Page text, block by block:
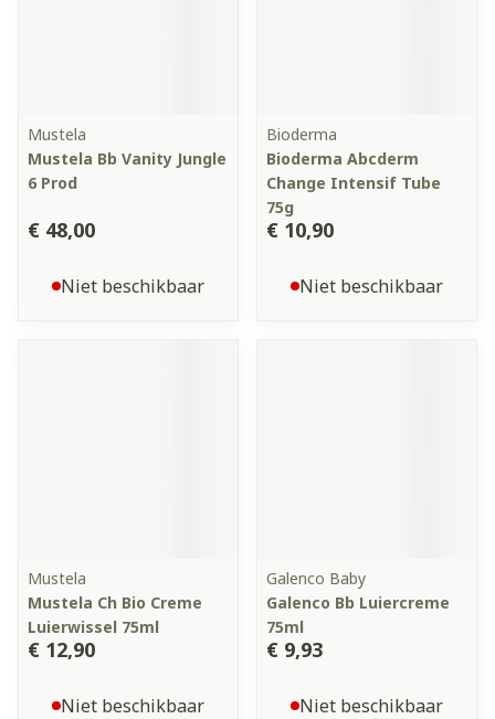
Mustela
Mustela Bb Vanity Jungle
6 Prod
€ 48,00
Niet beschikbaar
Bioderma
Bioderma Abcderm
Change Intensif Tube
75g
€ 10,90
Niet beschikbaar
Mustela
Mustela Ch Bio Creme
Luierwissel 75ml
€ 12,90
Niet beschikbaar
Galenco Baby
Galenco Bb Luiercreme
75ml
€ 9,93
Niet beschikbaar